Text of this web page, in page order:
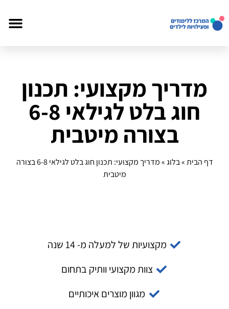
מדריך מקצועי: תכנון
חוג בלט לגילאי 6-8
בצורה מיטבית
דף הבית»בלוג»
מדריך מקצועי: תכנון חוג בלט לגילאי 6-8 בצורה
מיטבית
מקצועיות של למעלה מ- 14 שנה
צוות מקצועי וותיק בתחום
מגוון מוצרים איכותיים